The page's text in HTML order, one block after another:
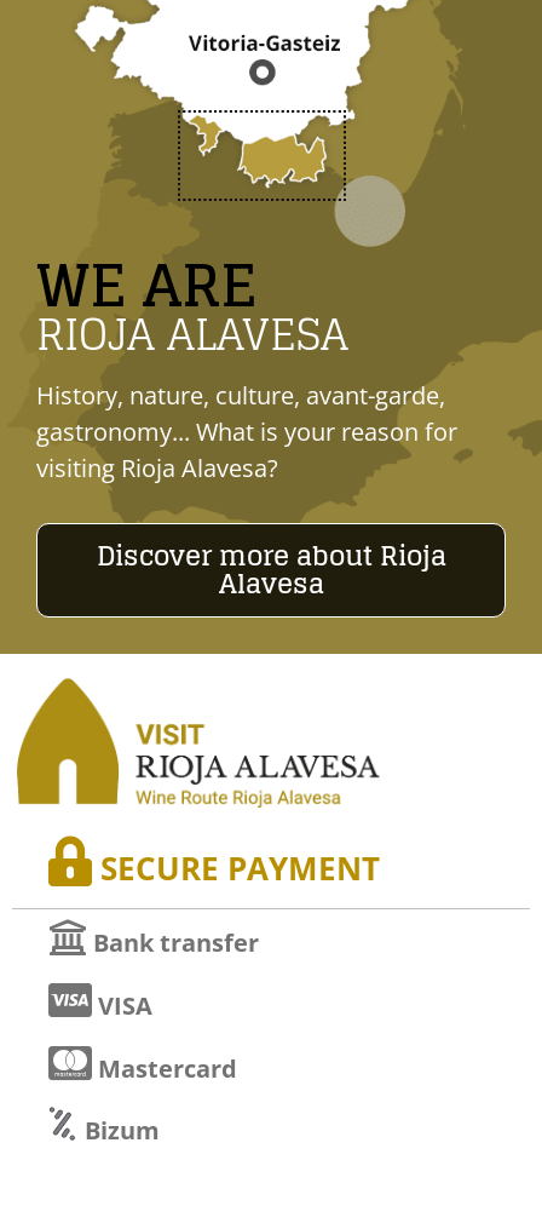
WE ARE
RIOJA ALAVESA
History, nature, culture, avant-garde,
gastronomy... What is your reason for
visiting Rioja Alavesa?
Discover more about Rioja
Alavesa
SECURE PAYMENT
Bank transfer
VISA
Mastercard
Bizum